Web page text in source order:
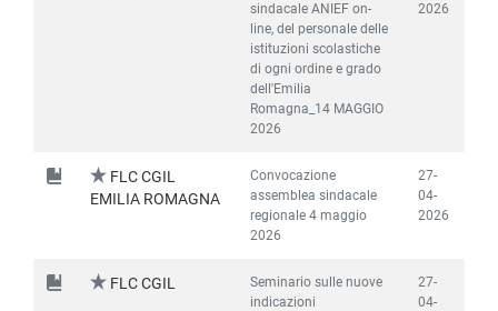
sindacale ANIEF on-
line, del personale delle
istituzioni scolastiche
di ogni ordine e grado
dell'Emilia
Romagna_14 MAGGIO
2026
2026
FLC CGIL
EMILIA ROMAGNA
Convocazione
assemblea sindacale
regionale 4 maggio
2026
27-
04-
2026
FLC CGIL
Seminario sulle nuove
indicazioni
27-
04-